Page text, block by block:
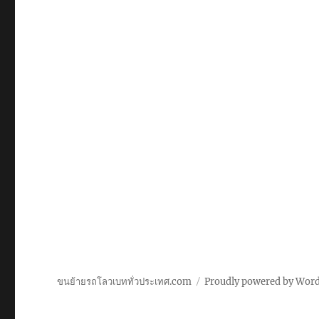
ขนย้ายรถโลวเบททั่วประเทศ.com Proudly powered by